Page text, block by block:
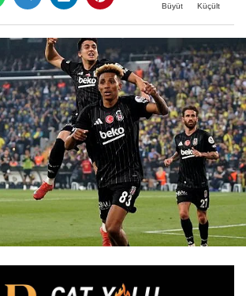
Büyüt Küçült